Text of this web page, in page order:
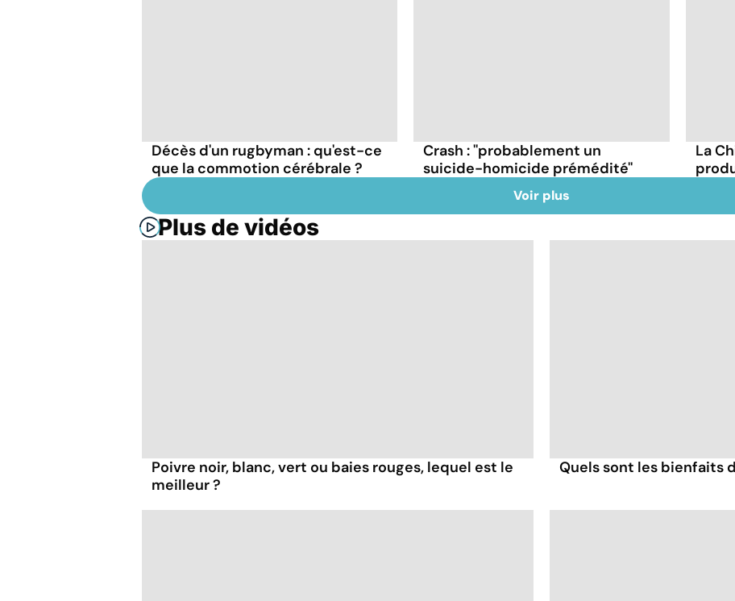
Décès d'un rugbyman : qu'est-ce
que la commotion cérébrale ?
Crash : ''probablement un
suicide-homicide prémédité''
La
Voir plus
Plus de vidéos
Poivre noir, blanc, vert ou baies rouges, lequel est le
meilleur ?
Quels sont les bienfaits